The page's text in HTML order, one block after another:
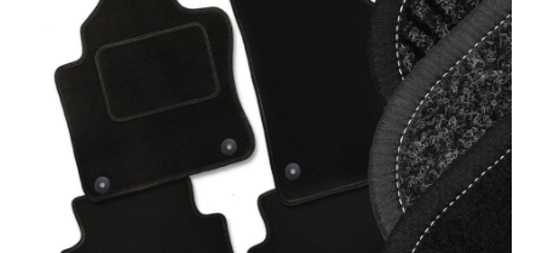
images
gallery